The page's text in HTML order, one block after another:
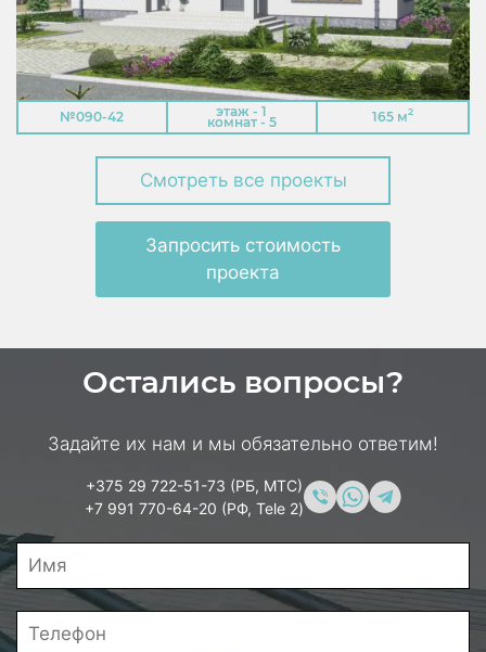
№090-42 этаж - 1
комнат - 5 165 м2
Смотреть все проекты
Запросить стоимость
проекта
Остались вопросы?
Задайте их нам и мы обязательно ответим!
+375 29 722-51-73 (РБ, МТС)
+7 991 770-64-20 (РФ, Tele 2)